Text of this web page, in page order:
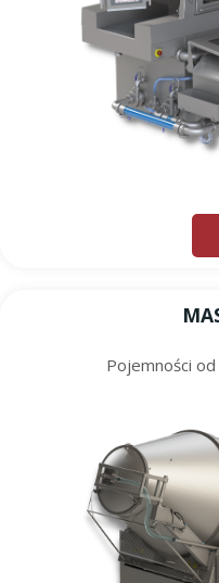
Pojemności